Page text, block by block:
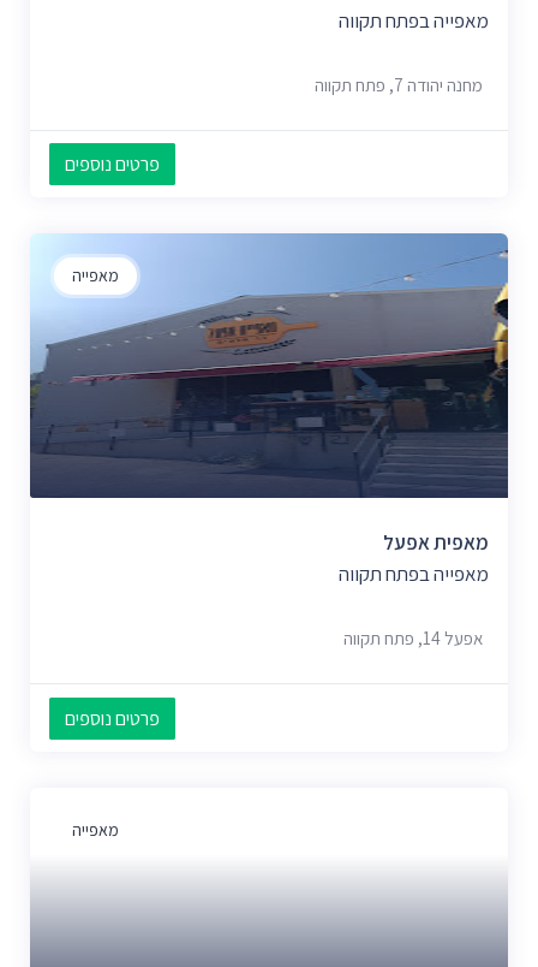
מאפייה בפתח תקווה
מחנה יהודה 7, פתח תקווה
פרטים נוספים
מאפייה
מאפית אפעל
מאפייה בפתח תקווה
אפעל 14, פתח תקווה
פרטים נוספים
מאפייה